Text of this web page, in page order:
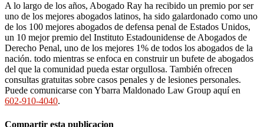
A lo largo de los años, Abogado Ray ha recibido un premio por ser
uno de los mejores abogados latinos, ha sido galardonado como uno
de los 100 mejores abogados de defensa penal de Estados Unidos,
un 10 mejor premio del Instituto Estadounidense de Abogados de
Derecho Penal, uno de los mejores 1% de todos los abogados de la
nación. todo mientras se enfoca en construir un bufete de abogados
del que la comunidad pueda estar orgullosa. También ofrecen
consultas gratuitas sobre casos penales y de lesiones personales.
Puede comunicarse con Ybarra Maldonado Law Group aquí en
602-910-4040.
Compartir esta publicacion